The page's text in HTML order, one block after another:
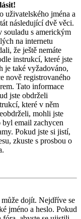
uživatelského jména a
následující dvě věci.
souladu s americkým
na internetu
že ještě nemáte
instrukcí, které jste
je také vyžadováno,
nově registrovaného
Tato informace
jste obdrželi
které v něm
mohli jste
byl email zachycen
Pokud jste si jistí,
zkuste s prosbou o
dojít. Nejdříve se
jméno a heslo. Pokud